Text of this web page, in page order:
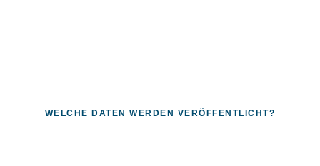
WELCHE DATEN WERDEN VERÖFFENTLICHT?